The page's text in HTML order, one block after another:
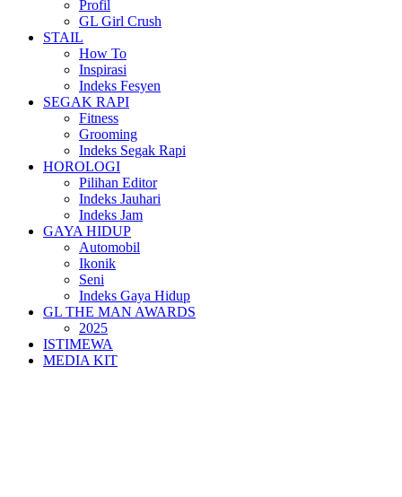
Profil
GL Girl Crush
STAIL
How To
Inspirasi
Indeks Fesyen
SEGAK RAPI
Fitness
Grooming
Indeks Segak Rapi
HOROLOGI
Pilihan Editor
Indeks Jauhari
Indeks Jam
GAYA HIDUP
Automobil
Ikonik
Seni
Indeks Gaya Hidup
GL THE MAN AWARDS
2025
ISTIMEWA
MEDIA KIT